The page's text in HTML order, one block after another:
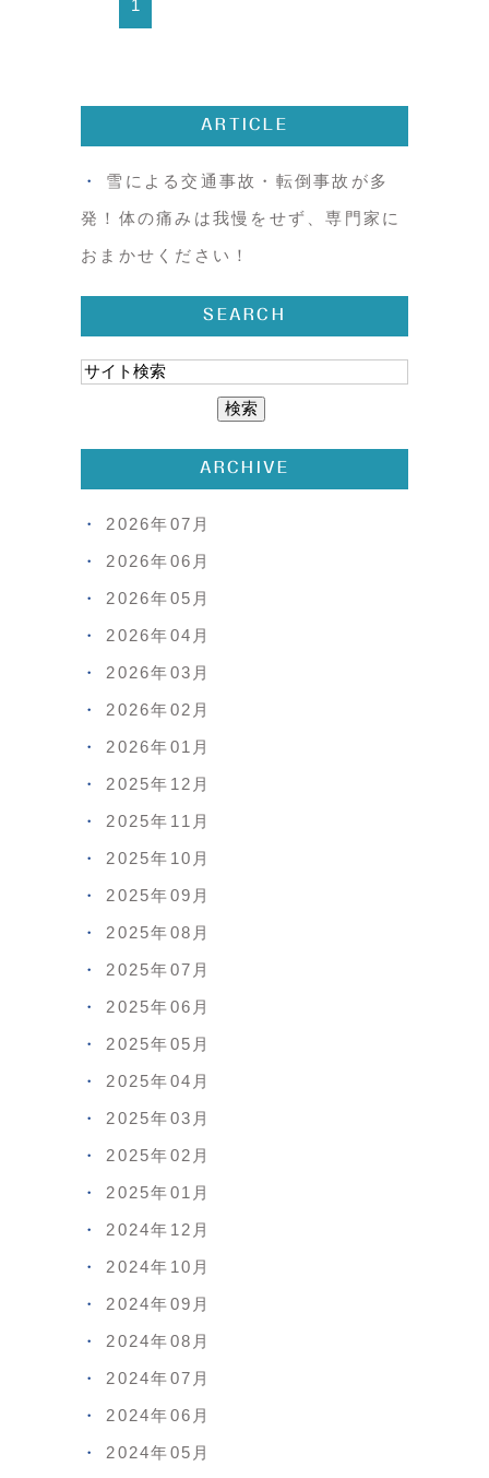
1
ARTICLE
雪による交通事故・転倒事故が多
発！体の痛みは我慢をせず、専門家に
おまかせください！
SEARCH
ARCHIVE
2026年07月
2026年06月
2026年05月
2026年04月
2026年03月
2026年02月
2026年01月
2025年12月
2025年11月
2025年10月
2025年09月
2025年08月
2025年07月
2025年06月
2025年05月
2025年04月
2025年03月
2025年02月
2025年01月
2024年12月
2024年10月
2024年09月
2024年08月
2024年07月
2024年06月
2024年05月